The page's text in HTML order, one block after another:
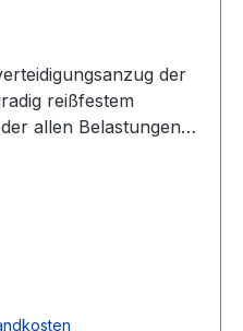
der
reißfestem
allen Belastungen
und Schulterpartie
der Jacke.